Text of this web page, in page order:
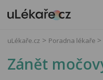
uLékaře.cz Poradna lékaře
Zánět